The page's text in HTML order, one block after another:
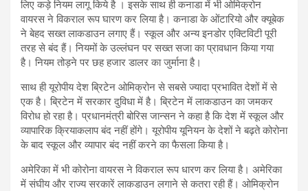
लिए कड़े नियम लागू किये है । इसके साथ ही कनाडा में भी ओमिक्रोन
वायरस ने विकराल रूप घारण कर लिया है। कनाडा के ओंटारियो और क्‍यूबेक
ने बेहद सख्‍त लाकडाउन लगाए हैं। स्‍कूल और अन्‍य इनडोर एक्टिविटी पूरी
तरह से बंद हैं। नियमों के उल्‍लंघन पर सख्‍त सजा का प्रावधान किया गया
है। नियम तोड़ने पर छह हजार डालर का जुर्माना है।
साथ ही यूरोपीय देश ब्रिटेन ओमिक्रोन से सबसे ज्‍यादा प्रभावित देशों में से
एक है। ब्रिटेन में सरकार दुविधा में है। ब्रिटेन में लाकडाउन का जमकर
विरोध हो रहा है। प्रधानमंत्री बोरिस जान्‍सन ने कहा है कि देश में स्‍कूल और
व्‍यापारिक क्रियाकलाप बंद नहीं होंगे। यूरोपीय यूनियन के देशों ने बढ़ते कोरोना
के बाद स्‍कूल और व्‍यापार बंद नहीं करने का फैसला किया है।
अमेरिका में भी कोरोना वायरस ने विकराल रूप धारण कर लिया है। अमेरिका
में संघीय और राज्‍य सरकारें लाकडाउन लगाने से कतरा रही हैं। ओमिक्रोन